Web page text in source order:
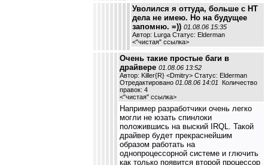
Уволился я оттуда, больше с НТ
дела не имею. Но на будущее
запомню. =)) 01.08.06 15:35
Автор: Lurga Статус: Elderman
<"чистая" ссылка>
Очень такие простые баги в
драйвере 01.08.06 13:52
Автор: Killer{R} <Dmitry> Статус: Elderman
Отредактировано 01.08.06 14:01 Количество
правок: 4
<"чистая" ссылка>
Например разработчики очень легко
могли не юзать спинлоки
положившись на выский IRQL. Такой
драйвер будет прекраснейшим
образом работать на
однопроцессорной системе и глючить
как только появится второй процессор